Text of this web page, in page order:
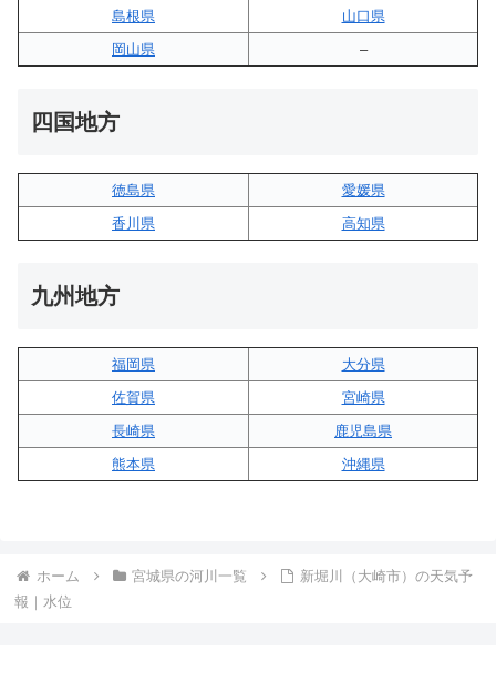
島根県
山口県
岡山県
–
四国地方
徳島県
愛媛県
香川県
高知県
九州地方
福岡県
大分県
佐賀県
宮崎県
長崎県
鹿児島県
熊本県
沖縄県
ホーム 宮城県の河川一覧
新堀川（大崎市）の天気予
報｜水位